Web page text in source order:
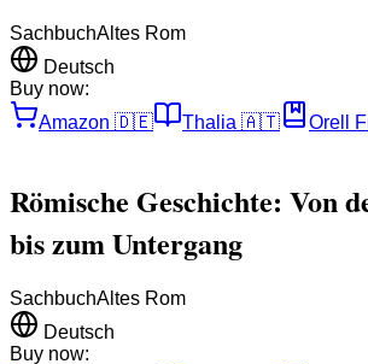
SachbuchAltes Rom
Deutsch
Buy now:
Amazon 🇩🇪 Thalia 🇦🇹 Orell
Römische Geschichte: Von
bis zum Untergang
SachbuchAltes Rom
Deutsch
Buy now: